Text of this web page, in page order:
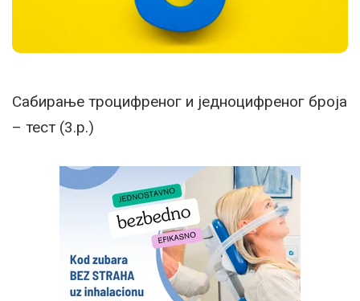
Сабирање троцифреног и једноцифреног броја
– тест (3.р.)